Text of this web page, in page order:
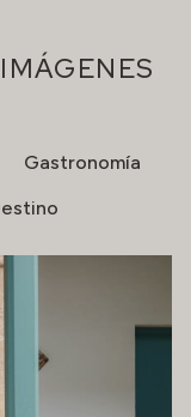
Gastronomía